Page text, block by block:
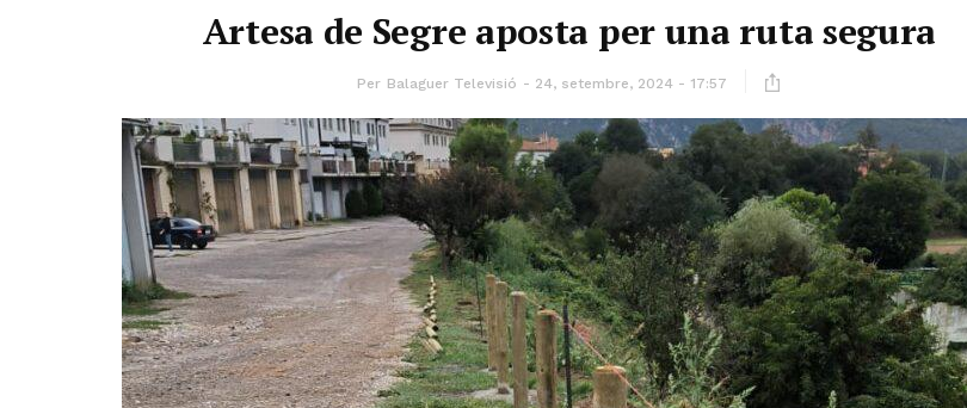
Artesa de Segre aposta per una ruta segura
Per Balaguer Televisió 24, setembre, 2024 - 17:57